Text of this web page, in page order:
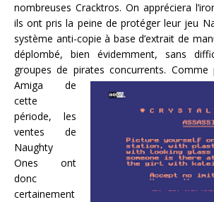
nombreuses Cracktros. On appréciera
ils ont pris la peine de protéger leur jeu
système anti-copie à base d’extrait de
déplombé, bien évidemment, sans
groupes de pirates concurrents. Comme
Amiga de
cette
période, les
ventes de
Naughty
Ones ont
donc
certainement